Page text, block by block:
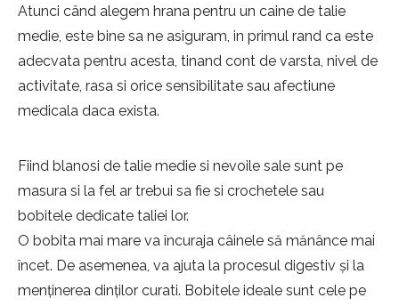
Atunci când alegem hrana pentru un caine de talie
medie, este bine sa ne asiguram, in primul rand ca este
adecvata pentru acesta, tinand cont de varsta, nivel de
activitate, rasa si orice sensibilitate sau afectiune
medicala daca exista.
Fiind blanosi de talie medie si nevoile sale sunt pe
masura si la fel ar trebui sa fie si crochetele sau
bobitele dedicate taliei lor.
O bobita mai mare va încuraja câinele să mănânce mai
încet. De asemenea, va ajuta la procesul digestiv și la
menținerea dinților curati. Bobitele ideale sunt cele pe